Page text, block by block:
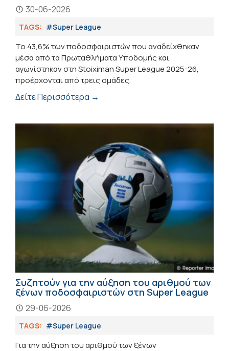
30-06-2026
TAGS: #Super League
Το 43,6% των ποδοσφαιριστών που αναδείχθηκαν
μέσα από τα Πρωταθλήματα Υποδομής και
αγωνίστηκαν στη Stoiximan Super League 2025-26,
προέρχονται από τρεις ομάδες.
Δείτε Περισσότερα →
Συζητούν για την αύξηση του αριθμού των
ξένων ποδοσφαιριστών στη Super League
29-06-2026
TAGS: #Super League
Για την αύξηση του αριθμού των ξένων